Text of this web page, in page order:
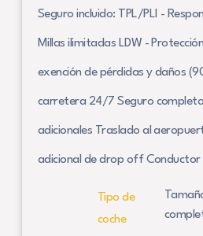
Seguro incluido: TPL/PLI -
Millas ilimitadas LDW -
exención de pérdidas y daños
carretera 24/7 Seguro
adicionales Traslado al
adicional de drop off Conductor
Tipo de
coche